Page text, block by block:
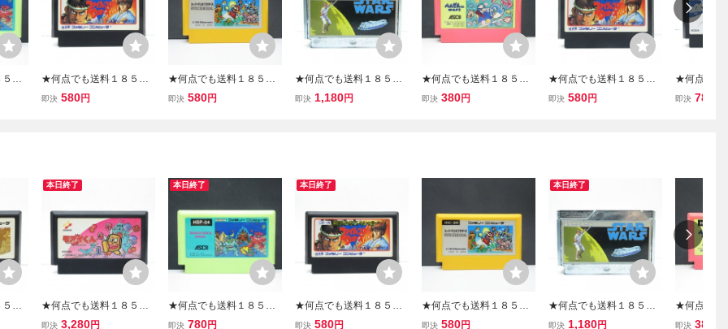
円
★何点でも送料１８５円
★ 飛龍の拳スペシャル フ
即決 580円
★何点でも送料１８５円
★ スーパーマリオブラザ
即決 580円
★何点でも送料１８５円
★ スター・ウォーズ STA
即決 1,180円
★何点でも送料１８５円
★ ぺんぎんくんWARS ウ
即決 380円
★何点でも送料１８５円
★ 飛龍の拳スペシャル フ
即決 580円
★何点でも
★ けっきょ
即決 780
円
本日終了
★何点でも送料１８５円
★ モアイくん ファミコン
即決 3,280円
本日終了
★何点でも送料１８５円
★ ボコスカウォーズ ファ
即決 780円
本日終了
★何点でも送料１８５円
★ 飛龍の拳スペシャル フ
即決 580円
★何点でも送料１８５円
★ スーパーマリオブラザ
即決 580円
本日終了
★何点でも送料１８５円
★ スター・ウォーズ STA
即決 1,180円
★何点でも
★ ぺんぎん
即決 380